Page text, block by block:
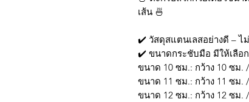
เส้น 🍜
✔️ วัสดุสแตนเลสอย่างดี – ไ
✔️ ขนาดกระชับมือ มีให้เลือ
ขนาด 10 ซม.: กว้าง 10 ซม.
ขนาด 11 ซม.: กว้าง 11 ซม.
ขนาด 12 ซม.: กว้าง 12 ซม.